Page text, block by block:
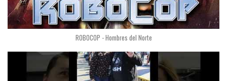
ROBOCOP - Hombres del Norte